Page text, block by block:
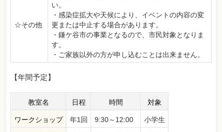
☆その他
い。
・感染症拡大や天候により、イベントの内容の変
更または中止する場合があります。
・鎌ケ谷市の事業となるので、市民対象となりま
す。
・ご家族以外の方が申し込むことは出来ません。
【年間予定】
教室名 日程 時間 対象
ワークショップ 年1回 9:30～12:00 小学生